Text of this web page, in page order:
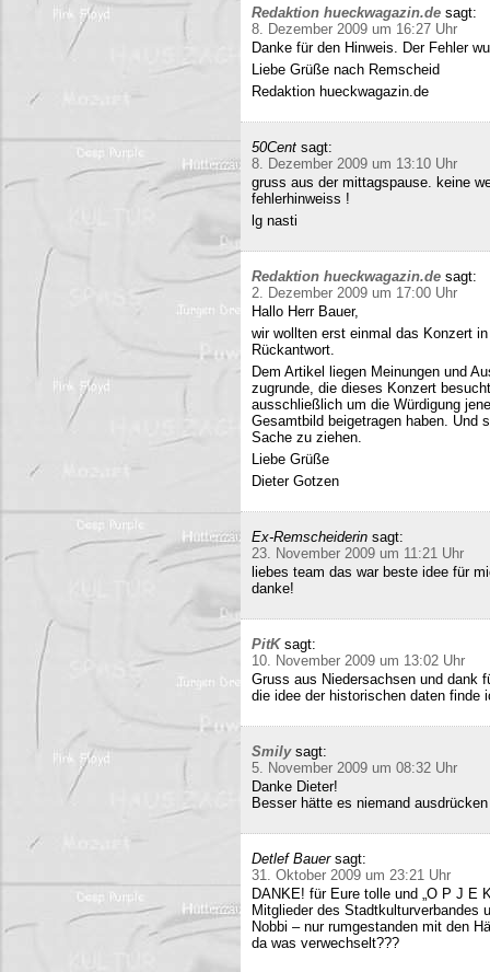
Redaktion hueckwagazin.de sagt:
8. Dezember 2009 um 16:27 Uhr
Danke für den Hinweis. Der Fehler
Liebe Grüße nach Remscheid
Redaktion hueckwagazin.de
50Cent sagt:
8. Dezember 2009 um 13:10 Uhr
gruss aus der mittagspause. keine
fehlerhinweiss !
lg nasti
Redaktion hueckwagazin.de sagt:
2. Dezember 2009 um 17:00 Uhr
Hallo Herr Bauer,
wir wollten erst einmal das Konzert
Rückantwort.
Dem Artikel liegen Meinungen und
zugrunde, die dieses Konzert
ausschließlich um die Würdigung
Gesamtbild beigetragen haben. Und
Sache zu ziehen.
Liebe Grüße
Dieter Gotzen
Ex-Remscheiderin sagt:
23. November 2009 um 11:21 Uhr
liebes team das war beste idee für
danke!
PitK sagt:
10. November 2009 um 13:02 Uhr
Gruss aus Niedersachsen und dank
die idee der historischen daten finde
Smily sagt:
5. November 2009 um 08:32 Uhr
Danke Dieter!
Besser hätte es niemand
Detlef Bauer sagt:
31. Oktober 2009 um 23:21 Uhr
DANKE! für Eure tolle und „O P J E
Mitglieder des Stadtkulturverbandes
Nobbi – nur rumgestanden mit den
da was verwechselt???